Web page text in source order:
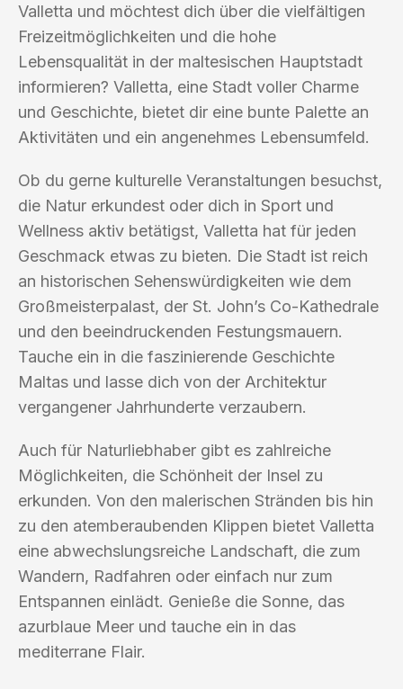
Valletta und möchtest dich über die vielfältigen
Freizeitmöglichkeiten und die hohe
Lebensqualität in der maltesischen Hauptstadt
informieren? Valletta, eine Stadt voller Charme
und Geschichte, bietet dir eine bunte Palette an
Aktivitäten und ein angenehmes Lebensumfeld.
Ob du gerne kulturelle Veranstaltungen besuchst,
die Natur erkundest oder dich in Sport und
Wellness aktiv betätigst, Valletta hat für jeden
Geschmack etwas zu bieten. Die Stadt ist reich
an historischen Sehenswürdigkeiten wie dem
Großmeisterpalast, der St. John’s Co-Kathedrale
und den beeindruckenden Festungsmauern.
Tauche ein in die faszinierende Geschichte
Maltas und lasse dich von der Architektur
vergangener Jahrhunderte verzaubern.
Auch für Naturliebhaber gibt es zahlreiche
Möglichkeiten, die Schönheit der Insel zu
erkunden. Von den malerischen Stränden bis hin
zu den atemberaubenden Klippen bietet Valletta
eine abwechslungsreiche Landschaft, die zum
Wandern, Radfahren oder einfach nur zum
Entspannen einlädt. Genieße die Sonne, das
azurblaue Meer und tauche ein in das
mediterrane Flair.